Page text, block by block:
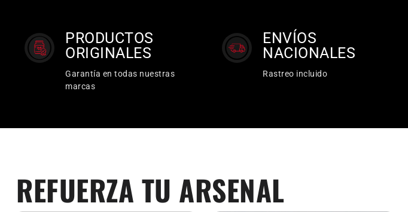
PRODUCTOS
ORIGINALES
Garantía en todas nuestras
marcas
ENVÍOS
NACIONALES
Rastreo incluido
REFUERZA TU ARSENAL